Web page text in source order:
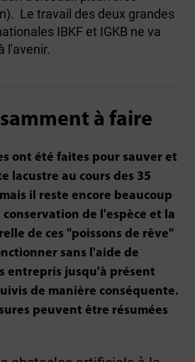
Le travail des deux grandes
IBKF et IGKB ne va
l'avenir.
à faire
ont été faites pour sauver et
lacustre au cours des 35
il reste encore beaucoup
de l'espèce et la
de ces "poissons de rêve"
sans l'aide de
entrepris jusqu'à présent
de manière conséquente.
peuvent être résumées